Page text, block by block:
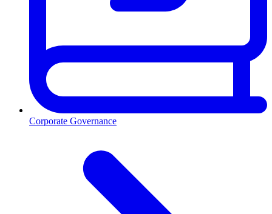
Corporate Governance